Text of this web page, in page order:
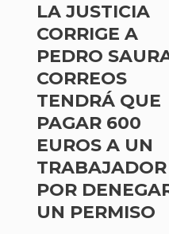
LA JUSTICIA
CORRIGE A
PEDRO
CORREOS
TENDRÁ QUE
PAGAR 600
EUROS A UN
TRABAJADOR
POR
UN PERMISO